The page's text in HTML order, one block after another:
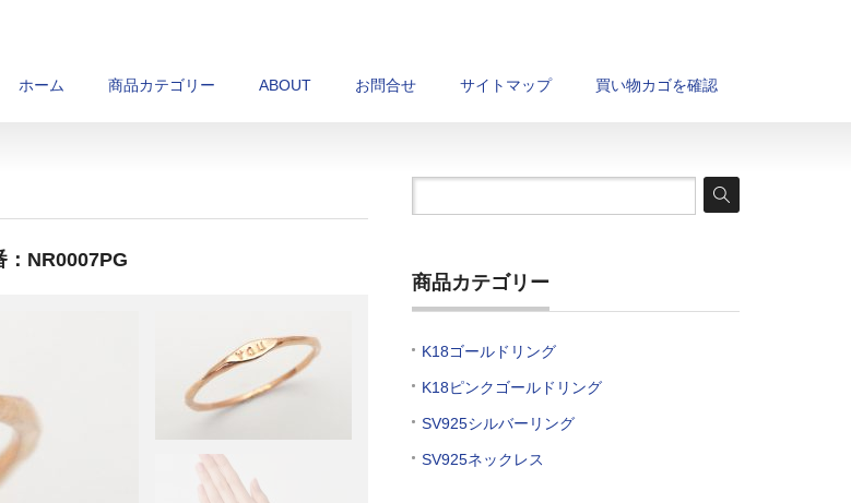
ホーム 商品カテゴリー ABOUT お問合せ サイトマップ 買い物カゴを確認
：NR0007PG
商品カテゴリー
K18ゴールドリング
K18ピンクゴールドリング
SV925シルバーリング
SV925ネックレス